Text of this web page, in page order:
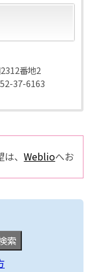
番地2
37-6163
は、Weblioへお